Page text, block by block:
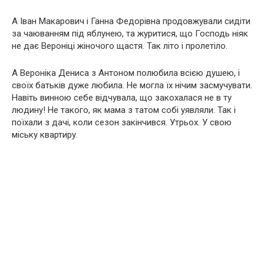
А Іван Макарович і Ганна Федорівна продовжували сидіти
за чаюванням під яблунею, та журитися, що Господь ніяк
не дає Вероніці жіночого щастя. Так літо і пролетіло.
А Вероніка Дениса з Антоном полюбила всією душею, і
своїх батьків дуже любила. Не могла їх нічим засмучувати.
Навіть винною себе відчувала, що закохалася не в ту
людину! Не такого, як мама з татом собі уявляли. Так і
поїхали з дачі, коли сезон закінчився. Утрьох. У свою
міську квартиру.